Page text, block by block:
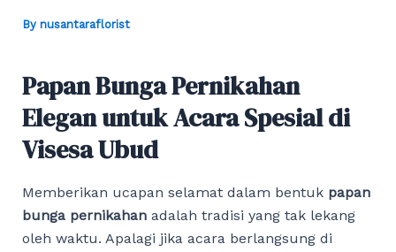
By nusantaraflorist
Papan Bunga Pernikahan
Elegan untuk Acara Spesial di
Visesa Ubud
Memberikan ucapan selamat dalam bentuk papan
bunga pernikahanadalah tradisi yang tak lekang
oleh waktu. Apalagi jika acara berlangsung di